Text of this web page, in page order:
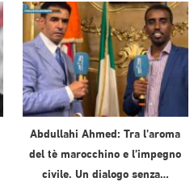
Abdullahi Ahmed: Tra l’aroma
del tè marocchino e l’impegno
civile. Un dialogo senza…